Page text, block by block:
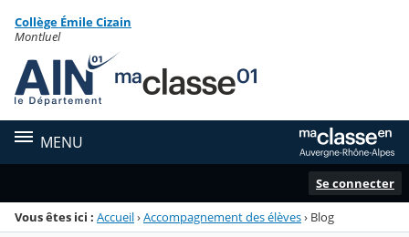
Menu de la rubrique
Contenu
Collège Émile Cizain
Montluel
MENU
Se connecter
Vous êtes ici : Accueil›Accompagnement des élèves› Blog